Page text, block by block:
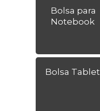
Bolsa para
Notebook
Bolsa Tablet